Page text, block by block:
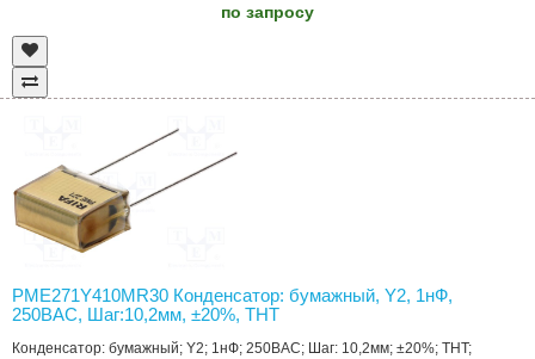
по запросу
PME271Y410MR30 Конденсатор: бумажный, Y2, 1нФ,
250ВAC, Шаг:10,2мм, ±20%, THT
Конденсатор: бумажный; Y2; 1нФ; 250ВAC; Шаг: 10,2мм; ±20%; THT;